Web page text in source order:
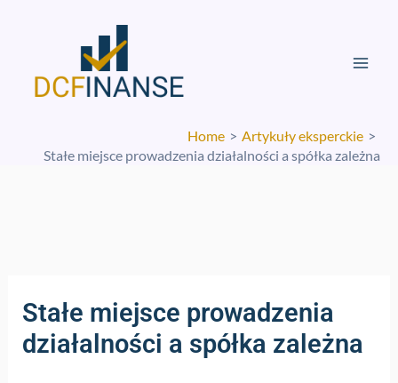
Home
Artykuły eksperckie
Stałe miejsce prowadzenia działalności a spółka zależna
Stałe miejsce prowadzenia
działalności a spółka zależna